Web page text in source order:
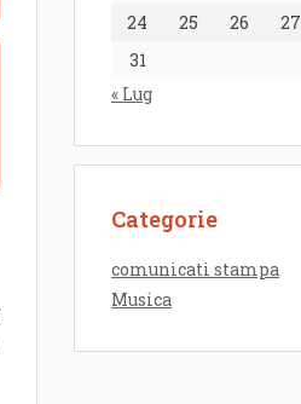
24
25 26 27
31
« Lug
Categorie
comunicati stampa
Musica